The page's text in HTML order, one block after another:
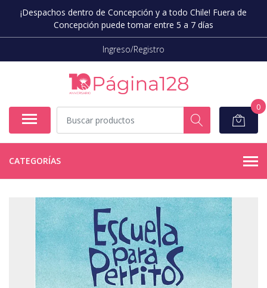
¡Despachos dentro de Concepción y a todo Chile! Fuera de
Concepción puede tomar entre 5 a 7 días
Ingreso/Registro
0
CATEGORÍAS